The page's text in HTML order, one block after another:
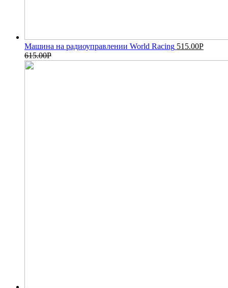
Машина на радиоуправлении World Racing 515.00Р
615.00Р